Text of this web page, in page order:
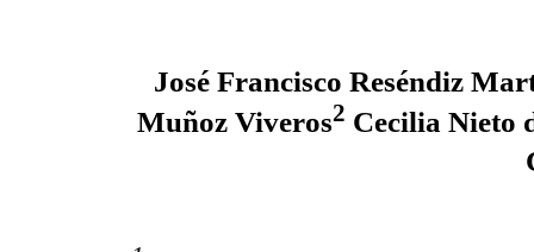
José Francisco Reséndiz
Muñoz Viveros2 Cecilia Nieto